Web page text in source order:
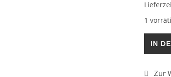
1
IN